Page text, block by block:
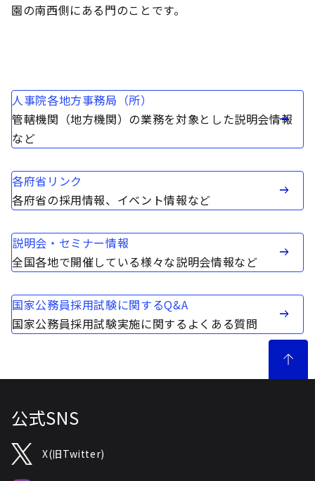
園の南西側にある門のことです。
人事院各地方事務局（所）
管轄機関（地方機関）の業務を対象とした説明会情報
など
各府省リンク
各府省の採用情報、イベント情報など
説明会・セミナー情報
全国各地で開催している様々な説明会情報など
国家公務員採用試験に関するQ&A
国家公務員採用試験実施に関するよくある質問
公式SNS
X(旧Twitter)